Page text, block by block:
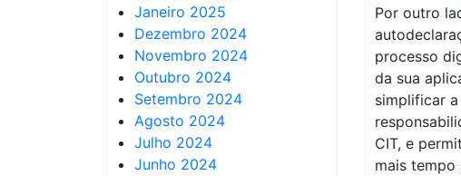
Janeiro 2025
Dezembro 2024
Novembro 2024
Outubro 2024
Setembro 2024
Agosto 2024
Julho 2024
Junho 2024
Por outro
processo
da sua
simplificar
CIT, e
mais tempo